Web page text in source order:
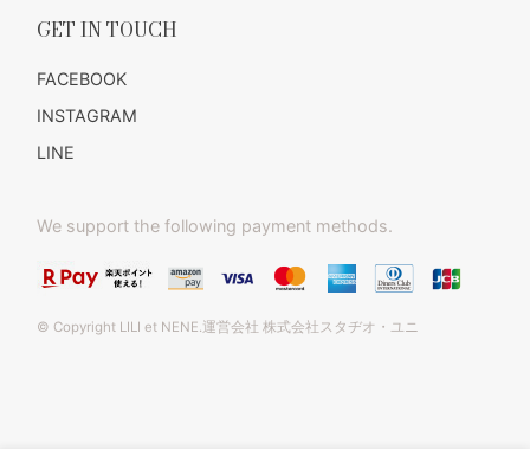
GET IN TOUCH
FACEBOOK
INSTAGRAM
LINE
We support the following payment methods.
© Copyright LILI et NENE.運営会社 株式会社スタヂオ・ユニ